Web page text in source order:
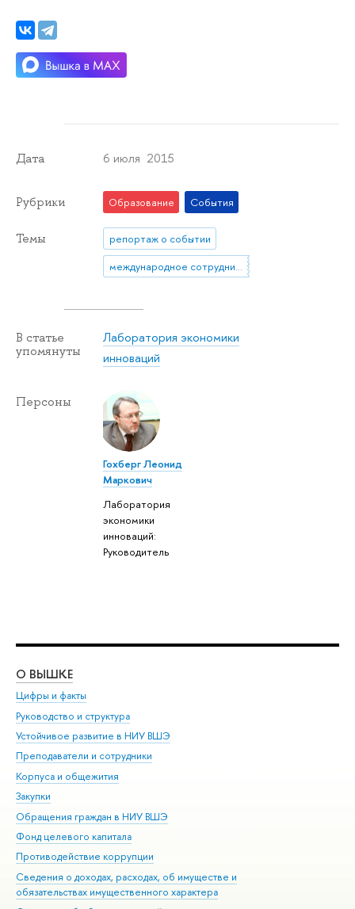
Дата 6 июля 2015
Рубрики Образование События
Темы
репортаж о событии
В статье
упомянуты
Лаборатория экономики
инноваций
Персоны
Гохберг Леонид
Маркович
Лаборатория
экономики
инноваций:
Руководитель
О ВЫШКЕ
Цифры и факты
Руководство и структура
Устойчивое развитие в НИУ ВШЭ
Преподаватели и сотрудники
Корпуса и общежития
Закупки
Обращения граждан в НИУ ВШЭ
Фонд целевого капитала
Противодействие коррупции
Сведения о доходах, расходах, об имуществе и
обязательствах имущественного характера